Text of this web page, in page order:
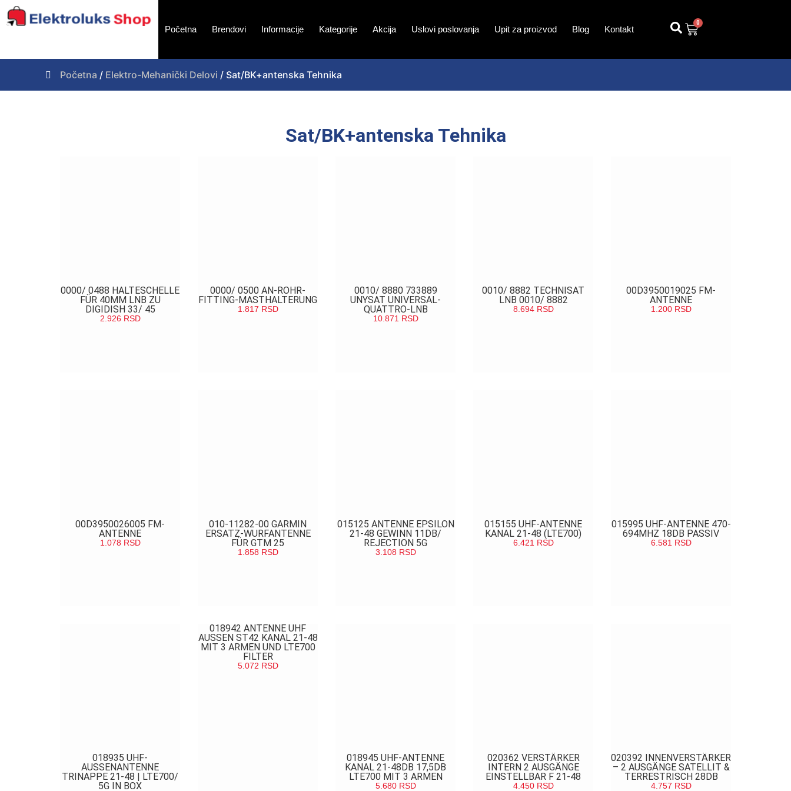
Početna Brendovi Informacije Kategorije Akcija Uslovi poslovanja Upit za proizvod Blog Kontakt
0
Početna / Elektro-Mehanički Delovi / Sat/BK+antenska Tehnika
Sat/BK+antenska Tehnika
0000/ 0488 HALTESCHELLE
FÜR 40MM LNB ZU
DIGIDISH 33/ 45
2.926 RSD
0000/ 0500 AN-ROHR-
FITTING-MASTHALTERUNG
1.817 RSD
0010/ 8880 733889
UNYSAT UNIVERSAL-
QUATTRO-LNB
10.871 RSD
0010/ 8882 TECHNISAT
LNB 0010/ 8882
8.694 RSD
00D3950019025 FM-
ANTENNE
1.200 RSD
00D3950026005 FM-
ANTENNE
1.078 RSD
010-11282-00 GARMIN
ERSATZ-WURFANTENNE
FÜR GTM 25
1.858 RSD
015125 ANTENNE EPSILON
21-48 GEWINN 11DB/
REJECTION 5G
3.108 RSD
015155 UHF-ANTENNE
KANAL 21-48 (LTE700)
6.421 RSD
015995 UHF-ANTENNE 470-
694MHZ 18DB PASSIV
6.581 RSD
018935 UHF-
AUSSENANTENNE
TRINAPPE 21-48 | LTE700/
5G IN BOX
018942 ANTENNE UHF
AUSSEN ST42 KANAL 21-48
MIT 3 ARMEN UND LTE700
FILTER
5.072 RSD
018945 UHF-ANTENNE
KANAL 21-48DB 17,5DB
LTE700 MIT 3 ARMEN
5.680 RSD
020362 VERSTÄRKER
INTERN 2 AUSGÄNGE
EINSTELLBAR F 21-48
4.450 RSD
020392 INNENVERSTÄRKER
– 2 AUSGÄNGE SATELLIT &
TERRESTRISCH 28DB
4.757 RSD